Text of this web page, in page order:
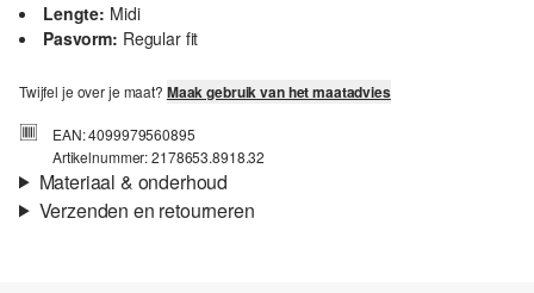
Lengte: Midi
Pasvorm: Regular fit
Twijfel je over je maat? Maak gebruik van het maatadvies
EAN: 4099979560895
Artikelnummer: 2178653.8918.32
Materiaal & onderhoud
Verzenden en retourneren